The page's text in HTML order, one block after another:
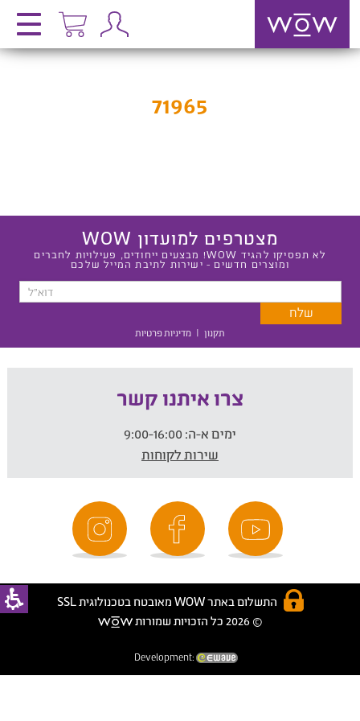
71965
מצטרפים למועדון WOW
לא תפסיקו להגיד WOW! מבצעים ייחודים, פעילויות לחברים
ומוצרים חדשים - ישירות לתיבת המייל שלכם
תקנון | מדיניות פרטיות
צרו איתנו קשר
ימים א-ה:
שירות לקוחות
התשלום באתר WOW מאובטח בטכנולוגית SSL
© 2026 כל הזכויות שמורות
Development: